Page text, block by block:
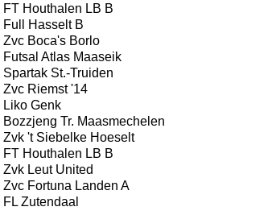
FT Houthalen LB B
Full Hasselt B
Zvc Boca's Borlo
Futsal Atlas Maaseik
Spartak St.-Truiden
Zvc Riemst '14
Liko Genk
Bozzjeng Tr. Maasmechelen
Zvk 't Siebelke Hoeselt
FT Houthalen LB B
Zvk Leut United
Zvc Fortuna Landen A
FL Zutendaal